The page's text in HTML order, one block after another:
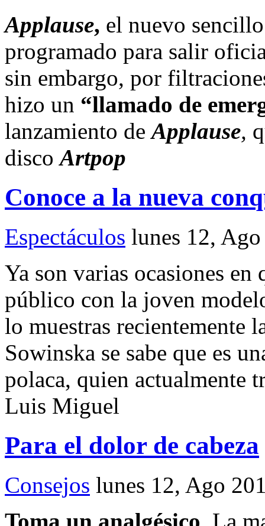
Applause, el nuevo
programado para salir
sin embargo, por
hizo un “llamado de
lanzamiento deApplause,
discoArtpop
Conoce a la nueva
Espectáculos lunes 12,
Ya son varias ocasiones
público con la joven
lo muestras recientemente
Sowinska se sabe que es
polaca, quien actualmente
Luis Miguel
Para el dolor de cabeza
Consejos lunes 12, Ago